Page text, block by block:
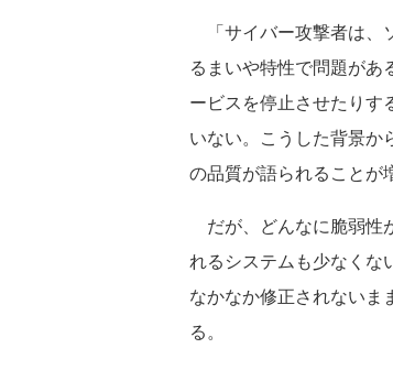
「サイバー攻撃者は、
るまいや特性で問題が
ービスを停止させたりす
いない。こうした背景か
の品質が語られることが
だが、どんなに脆弱性
れるシステムも少なくな
なかなか修正されないま
る。